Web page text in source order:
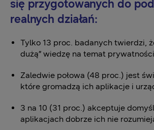
się przygotowanych do
realnych działań:
Tylko 13 proc. badanych twierdzi,
dużą” wiedzę na temat
Zaledwie połowa (48 proc.) jest
które gromadzą ich aplikacje i
3 na 10 (31 proc.) akceptuje
aplikacjach dobrze ich nie